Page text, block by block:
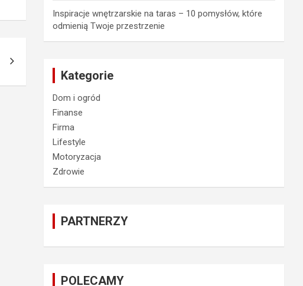
Inspiracje wnętrzarskie na taras – 10 pomysłów, które
odmienią Twoje przestrzenie
Kategorie
Dom i ogród
Finanse
Firma
Lifestyle
Motoryzacja
Zdrowie
PARTNERZY
POLECAMY